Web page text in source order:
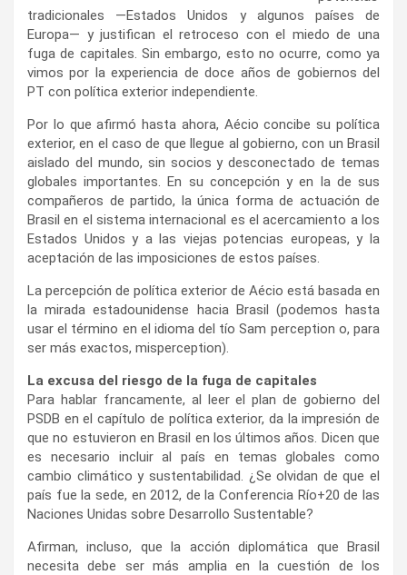
tradicionales —Estados Unidos y algunos países de
Europa— y justifican el retroceso con el miedo de una
fuga de capitales. Sin embargo, esto no ocurre, como ya
vimos por la experiencia de doce años de gobiernos del
PT con política exterior independiente.
Por lo que afirmó hasta ahora, Aécio concibe su política
exterior, en el caso de que llegue al gobierno, con un Brasil
aislado del mundo, sin socios y desconectado de temas
globales importantes. En su concepción y en la de sus
compañeros de partido, la única forma de actuación de
Brasil en el sistema internacional es el acercamiento a los
Estados Unidos y a las viejas potencias europeas, y la
aceptación de las imposiciones de estos países.
La percepción de política exterior de Aécio está basada en
la mirada estadounidense hacia Brasil (podemos hasta
usar el término en el idioma del tío Sam perception o, para
ser más exactos, misperception).
La excusa del riesgo de la fuga de capitales
Para hablar francamente, al leer el plan de gobierno del
PSDB en el capítulo de política exterior, da la impresión de
que no estuvieron en Brasil en los últimos años. Dicen que
es necesario incluir al país en temas globales como
cambio climático y sustentabilidad. ¿Se olvidan de que el
país fue la sede, en 2012, de la Conferencia Río+20 de las
Naciones Unidas sobre Desarrollo Sustentable?
Afirman, incluso, que la acción diplomática que Brasil
necesita debe ser más amplia en la cuestión de los